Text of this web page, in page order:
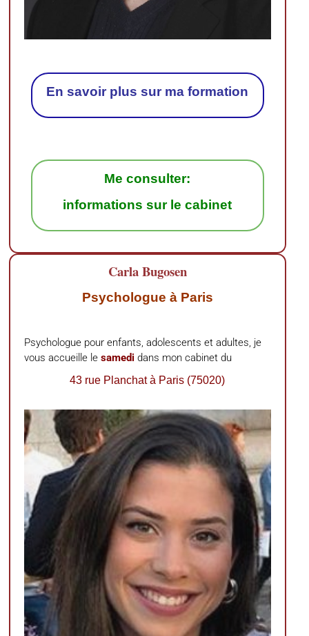
En savoir plus sur ma formation
Me consulter:
informations sur le cabinet
Carla Bugosen
Psychologue à Paris
Psychologue pour enfants, adolescents et adultes, je
vous accueille le samedi dans mon cabinet du
43 rue Planchat à Paris (75020)